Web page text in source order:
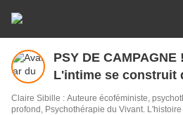
PSY DE
L'intime se construit
Claire Sibille : Auteure écoféministe, psychothérapeute. Écothérapie, EMDR
profond, Psychothérapie du Vivant.